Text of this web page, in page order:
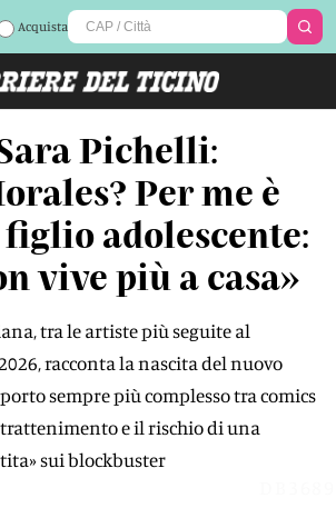
Acquista
Pichelli:
Per me è
adolescente:
vive più a casa»
tra le artiste più seguite al
racconta la nascita del nuovo
sempre più complesso tra comics
e il rischio di una
sui blockbuster